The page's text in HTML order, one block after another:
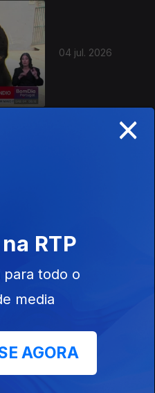
04 jul. 2026
×
RTP
para todo o
media
AGORA